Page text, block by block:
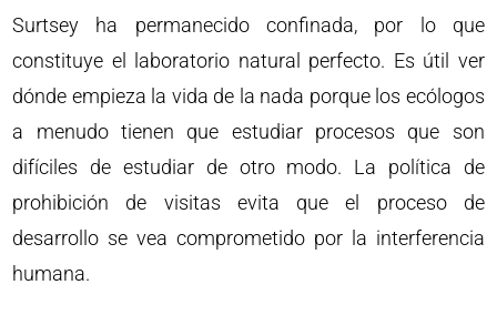
Surtsey ha permanecido confinada, por lo que
constituye el laboratorio natural perfecto. Es útil ver
dónde empieza la vida de la nada porque los ecólogos
a menudo tienen que estudiar procesos que son
difíciles de estudiar de otro modo. La política de
prohibición de visitas evita que el proceso de
desarrollo se vea comprometido por la interferencia
humana.